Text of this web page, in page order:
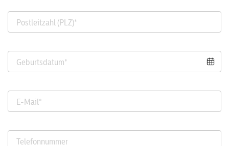
Postleitzahl (PLZ)*
Geburtsdatum*
E-Mail*
Telefonnummer